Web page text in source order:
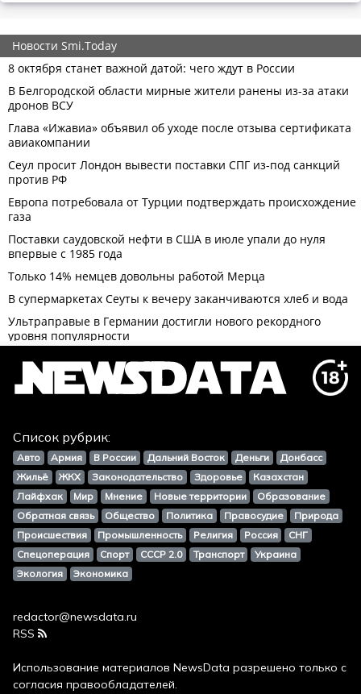
Список рубрик:
Авто Армия В России Дальний Восток Деньги
Донбасс
Жильё
ЖКХ Законодательство Здоровье
Казахстан
Лайфхак
Мир Мнение Новые территории
Образование
Обратная связь
Общество Политика Правосудие
Природа
Происшествия
Промышленность Религия Россия
СНГ
Спецоперация
Спорт СССР 2.0 Транспорт
Украина
Экология
Экономика
redactor@newsdata.ru
RSS
Использование материалов NewsData разрешено только с
согласия правообладателей.